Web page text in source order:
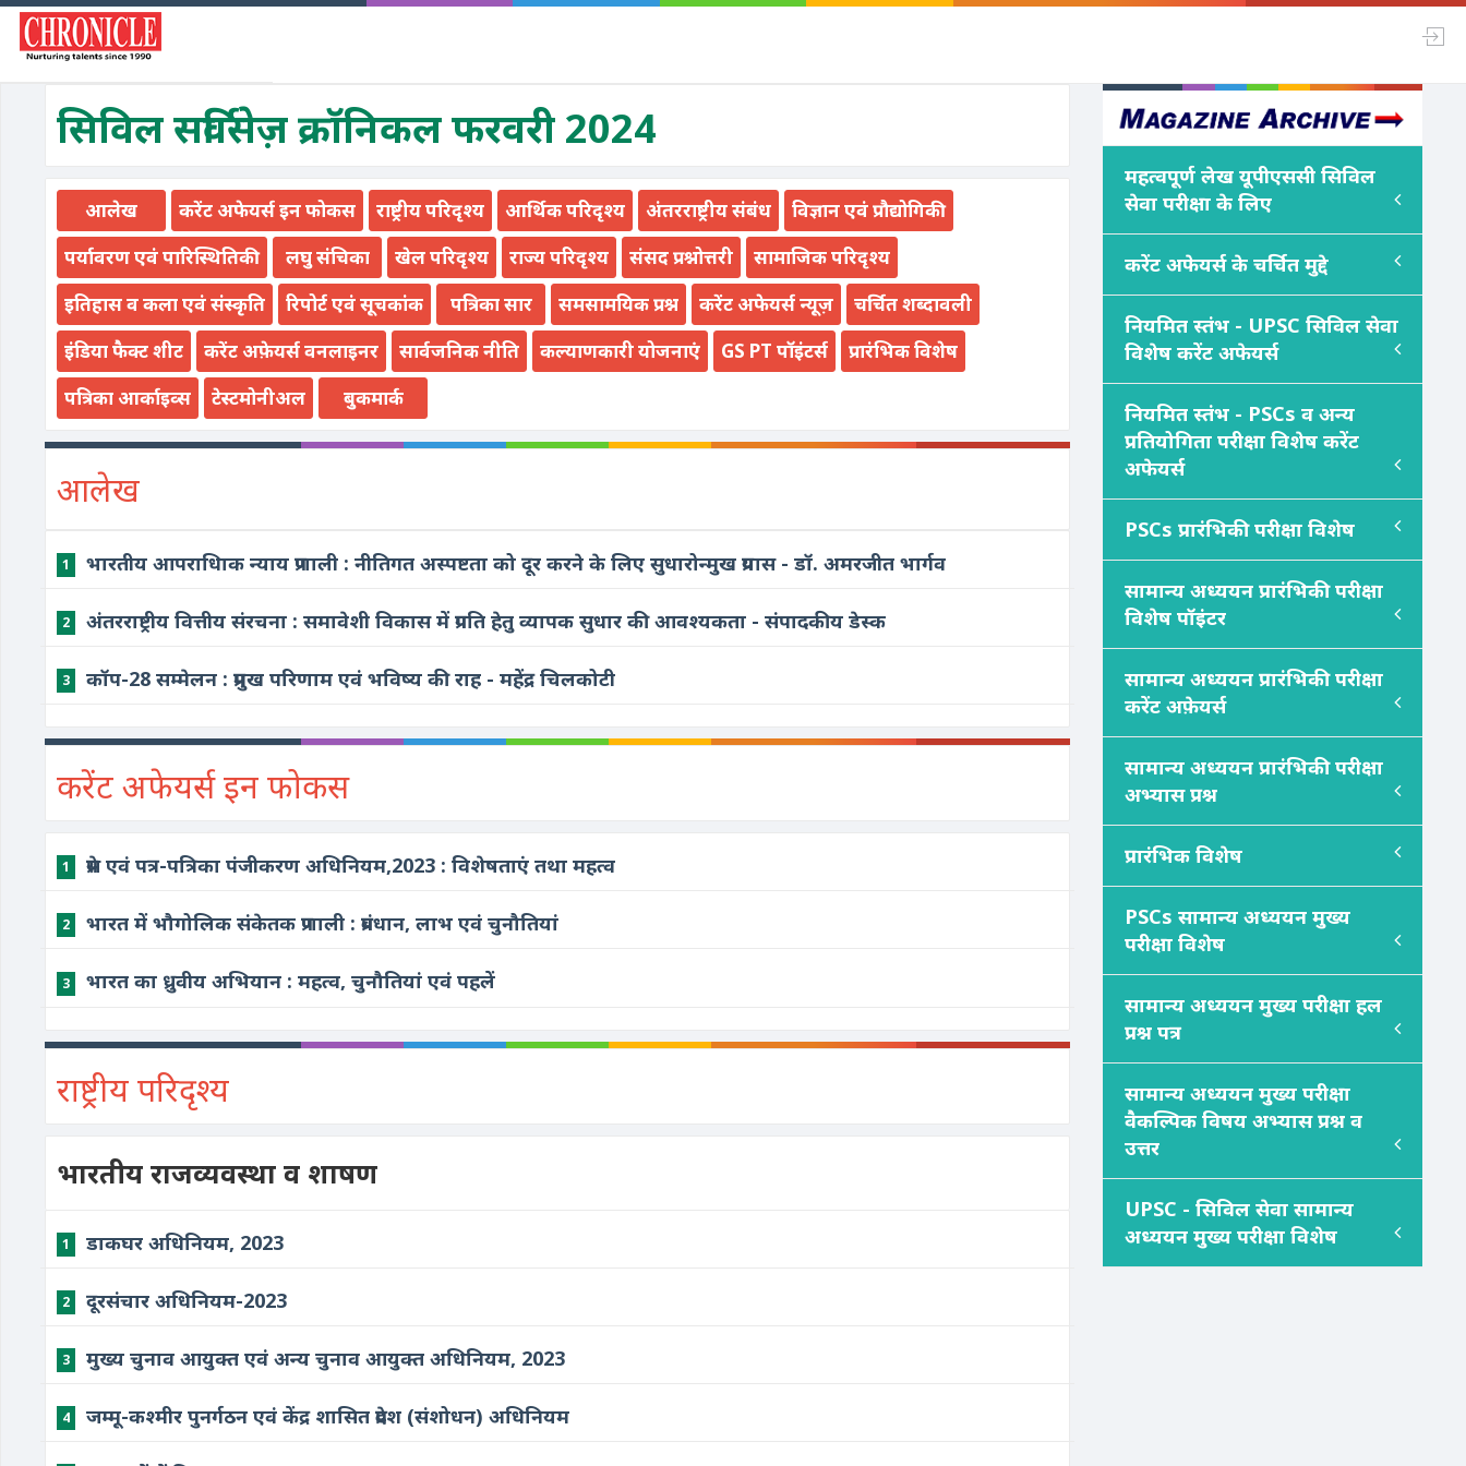
सिविल सर्विसेज़ क्रॉनिकल फरवरी 2024
आलेख करेंट अफेयर्स इन फोकस राष्ट्रीय परिदृश्य आर्थिक परिदृश्य अंतरराष्ट्रीय संबंध
विज्ञान एवं प्रौद्योगिकी
पर्यावरण एवं पारिस्थितिकी
लघु संचिका खेल परिदृश्य राज्य परिदृश्य संसद प्रश्नोत्तरी
सामाजिक परिदृश्य
इतिहास व कला एवं संस्कृति
रिपोर्ट एवं सूचकांक पत्रिका सार समसामयिक प्रश्न करेंट अफेयर्स न्यूज़
चर्चित शब्दावली
इंडिया फैक्ट शीट
करेंट अफ़ेयर्स वनलाइनर सार्वजनिक नीति कल्याणकारी योजनाएं GS PT पॉइंटर्स
प्रारंभिक विशेष
पत्रिका आर्काइव्स
टेस्टमोनीअल बुकमार्क
आलेख
1 भारतीय आपराधिाक न्याय प्रणाली : नीतिगत अस्पष्टता को दूर करने के लिए सुधारोन्मुख प्रयास - डॉ. अमरजीत भार्गव
2 अंतरराष्ट्रीय वित्तीय संरचना : समावेशी विकास में प्रगति हेतु व्यापक सुधार की आवश्यकता - संपादकीय डेस्क
3 कॉप-28 सम्मेलन : प्रमुख परिणाम एवं भविष्य की राह - महेंद्र चिलकोटी
करेंट अफेयर्स इन फोकस
1 प्रेस एवं पत्र-पत्रिका पंजीकरण अधिनियम,2023 : विशेषताएं तथा महत्व
2 भारत में भौगोलिक संकेतक प्रणाली : प्रबंधान, लाभ एवं चुनौतियां
3 भारत का ध्रुवीय अभियान : महत्व, चुनौतियां एवं पहलें
राष्ट्रीय परिदृश्य
भारतीय राजव्यवस्था व शाषण
1 डाकघर अधिनियम, 2023
2 दूरसंचार अधिनियम-2023
3 मुख्य चुनाव आयुक्त एवं अन्य चुनाव आयुक्त अधिनियम, 2023
4 जम्मू-कश्मीर पुनर्गठन एवं केंद्र शासित प्रदेश (संशोधन) अधिनियम
महत्वपूर्ण लेख यूपीएससी सिविल
सेवा परीक्षा के लिए
करेंट अफेयर्स के चर्चित मुद्दे
नियमित स्तंभ - UPSC सिविल सेवा
विशेष करेंट अफेयर्स
नियमित स्तंभ - PSCs व अन्य
प्रतियोगिता परीक्षा विशेष करेंट
अफेयर्स
PSCs प्रारंभिकी परीक्षा विशेष
सामान्य अध्ययन प्रारंभिकी परीक्षा
विशेष पॉइंटर
सामान्य अध्ययन प्रारंभिकी परीक्षा
करेंट अफ़ेयर्स
सामान्य अध्ययन प्रारंभिकी परीक्षा
अभ्यास प्रश्न
प्रारंभिक विशेष
PSCs सामान्य अध्ययन मुख्य
परीक्षा विशेष
सामान्य अध्ययन मुख्य परीक्षा हल
प्रश्न पत्र
सामान्य अध्ययन मुख्य परीक्षा
वैकल्पिक विषय अभ्यास प्रश्न व
उत्तर
UPSC - सिविल सेवा सामान्य
अध्ययन मुख्य परीक्षा विशेष